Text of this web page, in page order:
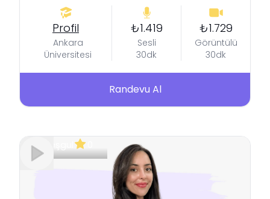
Profil
Ankara
Üniversitesi
₺1.419
Sesli
30dk
₺1.729
Görüntülü
30dk
Randevu Al